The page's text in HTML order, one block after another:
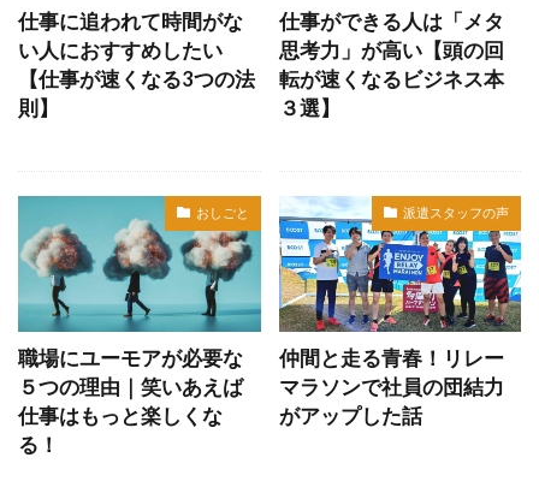
仕事に追われて時間がな
い人におすすめしたい
【仕事が速くなる3つの法
則】
仕事ができる人は「メタ
思考力」が高い【頭の回
転が速くなるビジネス本
３選】
おしごと
職場にユーモアが必要な
５つの理由｜笑いあえば
仕事はもっと楽しくな
る！
派遣スタッフの声
仲間と走る青春！リレー
マラソンで社員の団結力
がアップした話